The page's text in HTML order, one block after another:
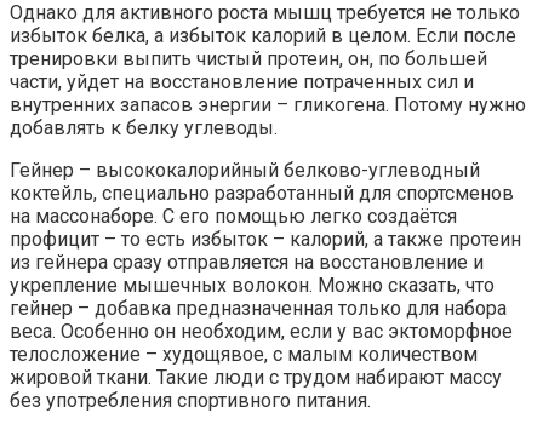
Однако для активного роста мышц требуется не только
избыток белка, а избыток калорий в целом. Если после
тренировки выпить чистый протеин, он, по большей
части, уйдет на восстановление потраченных сил и
внутренних запасов энергии – гликогена. Потому нужно
добавлять к белку углеводы.
Гейнер – высококалорийный белково-углеводный
коктейль, специально разработанный для спортсменов
на массонаборе. С его помощью легко создаётся
профицит – то есть избыток – калорий, а также протеин
из гейнера сразу отправляется на восстановление и
укрепление мышечных волокон. Можно сказать, что
гейнер – добавка предназначенная только для набора
веса. Особенно он необходим, если у вас эктоморфное
телосложение – худощявое, с малым количеством
жировой ткани. Такие люди с трудом набирают массу
без употребления спортивного питания.